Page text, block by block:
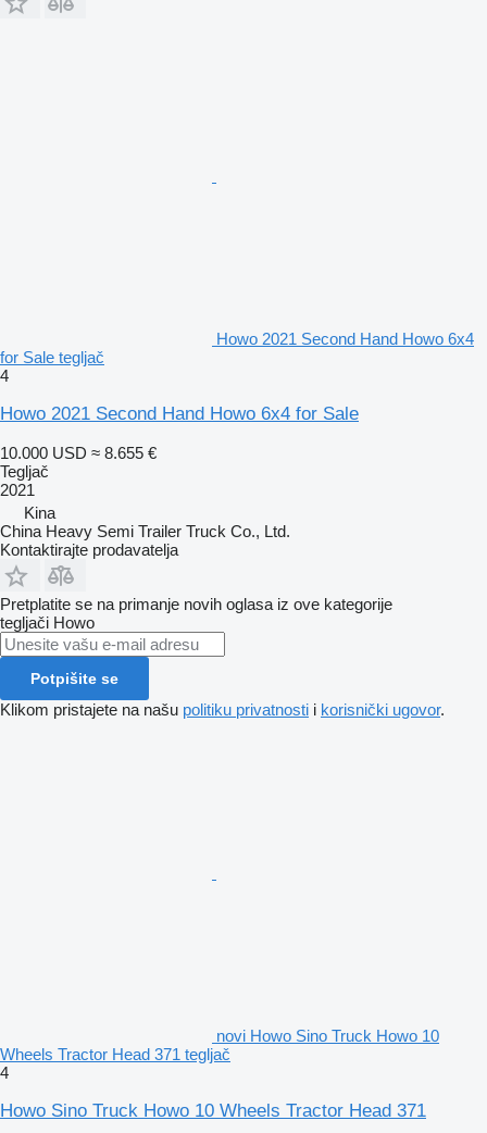
Howo 2021 Second Hand Howo 6x4
for Sale tegljač
4
Howo 2021 Second Hand Howo 6x4 for Sale
10.000 USD ≈ 8.655 €
Tegljač
2021
Kina
China Heavy Semi Trailer Truck Co., Ltd.
Kontaktirajte prodavatelja
Pretplatite se na primanje novih oglasa iz ove kategorije
tegljači Howo
Potpišite se
Klikom pristajete na našu politiku privatnosti i korisnički ugovor.
novi Howo Sino Truck Howo 10
Wheels Tractor Head 371 tegljač
4
Howo Sino Truck Howo 10 Wheels Tractor Head 371